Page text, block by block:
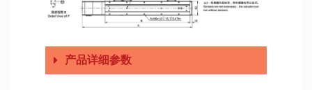
产品详细参数